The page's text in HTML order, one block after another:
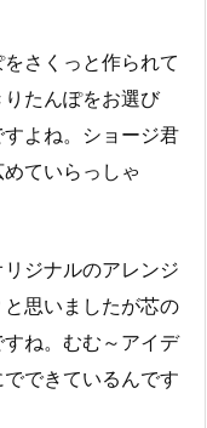
さくっと作られて
たんぽをお選び
よね。ショージ君
ていらっしゃ
ジナルのアレンジ
思いましたが芯の
ね。むむ～アイデ
できているんです